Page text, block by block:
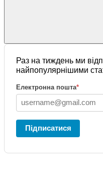
Раз на тиждень ми
найпопулярнішими
Електронна пошта*
Підписатися